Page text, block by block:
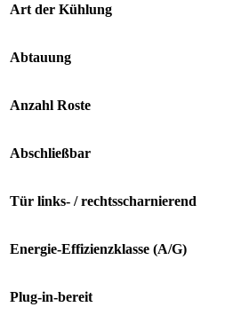
Art der Kühlung
Abtauung
Anzahl Roste
Abschließbar
Tür links- / rechtsscharnierend
Energie-Effizienzklasse (A/G)
Plug-in-bereit